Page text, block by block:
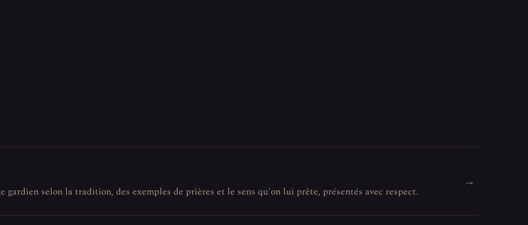
gardien selon la tradition, des exemples de prières et le sens qu'on lui prête, présentés avec respect.
→